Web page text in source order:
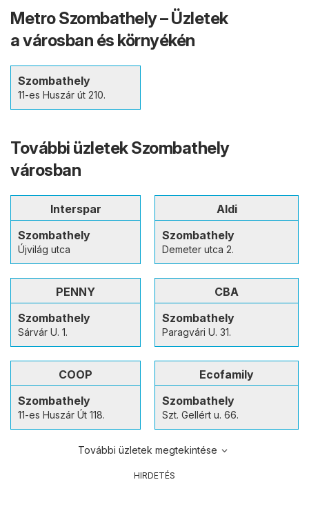
Metro Szombathely – Üzletek
a városban és környékén
Szombathely
11-es Huszár út 210.
További üzletek Szombathely
városban
Interspar
Szombathely
Újvilág utca
Aldi
Szombathely
Demeter utca 2.
PENNY
Szombathely
Sárvár U. 1.
CBA
Szombathely
Paragvári U. 31.
COOP
Szombathely
11-es Huszár Út 118.
Ecofamily
Szombathely
Szt. Gellért u. 66.
További üzletek megtekintése
HIRDETÉS